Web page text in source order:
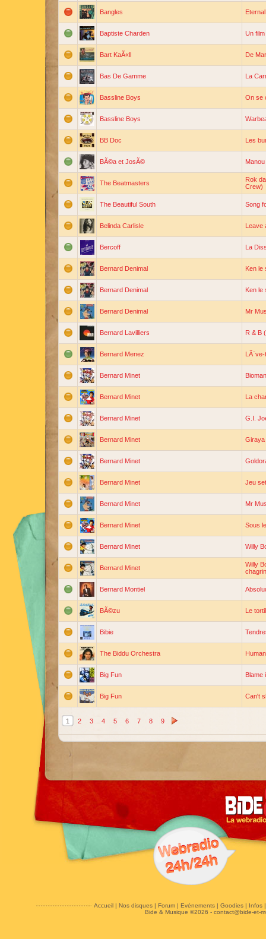
Bangles
Baptiste Charden Un
Bart KaÃ«ll De
Bas De Gamme La
Bassline Boys On se
Bassline Boys
BB Doc Les
BÃ©a et JosÃ© Manou
The Beatmasters
Rok
Crew)
The Beautiful South Song
Belinda Carlisle Leave
Bercoff La
Bernard Denimal Ken le
Bernard Denimal Ken le
Bernard Denimal Mr
Bernard Lavilliers R & B
Bernard Menez
Bernard Minet
Bernard Minet La
Bernard Minet G.I.
Bernard Minet Giraya
Bernard Minet
Bernard Minet Jeu
Bernard Minet Mr
Bernard Minet Sous
Bernard Minet Willy
Bernard Minet
Willy
chagrin
Bernard Montiel
BÃ©zu Le
Bibie
The Biddu Orchestra
Big Fun Blame
Big Fun Can't
1 2 3 4 5 6 7 8 9
Accueil| Nos disques| Forum| Evénements| Goodies| Infos
Bide & Musique ©2026 - contact@bide-et-